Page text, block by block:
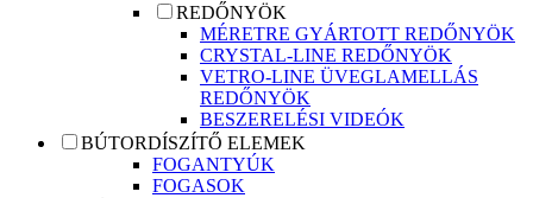
REDŐNYÖK
MÉRETRE GYÁRTOTT REDŐNYÖK
CRYSTAL-LINE REDŐNYÖK
VETRO-LINE ÜVEGLAMELLÁS
REDŐNYÖK
BESZERELÉSI VIDEÓK
BÚTORDÍSZÍTŐ ELEMEK
FOGANTYÚK
FOGASOK